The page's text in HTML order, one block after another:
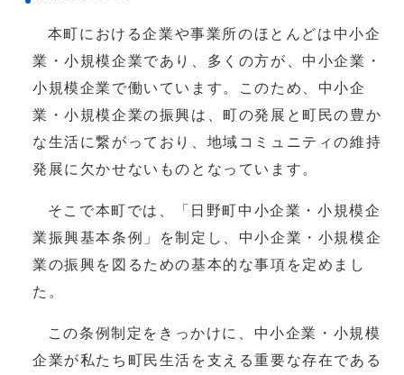
本町における企業や事業所のほとんどは中小企
業・小規模企業であり、多くの方が、中小企業・
小規模企業で働いています。このため、中小企
業・小規模企業の振興は、町の発展と町民の豊か
な生活に繋がっており、地域コミュニティの維持
発展に欠かせないものとなっています。
そこで本町では、「日野町中小企業・小規模企
業振興基本条例」を制定し、中小企業・小規模企
業の振興を図るための基本的な事項を定めまし
た。
この条例制定をきっかけに、中小企業・小規模
企業が私たち町民生活を支える重要な存在である